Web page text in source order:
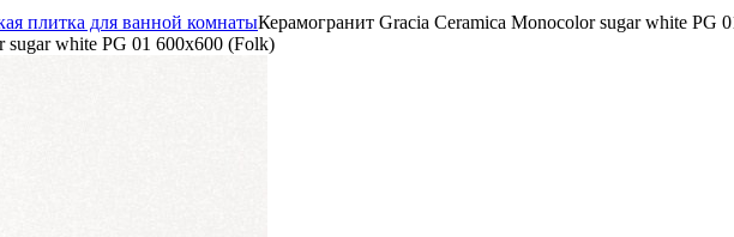
плитка для ванной комнатыКерамогранит Gracia Ceramica Monocolor sugar white PG
sugar white PG 01 600х600 (Folk)